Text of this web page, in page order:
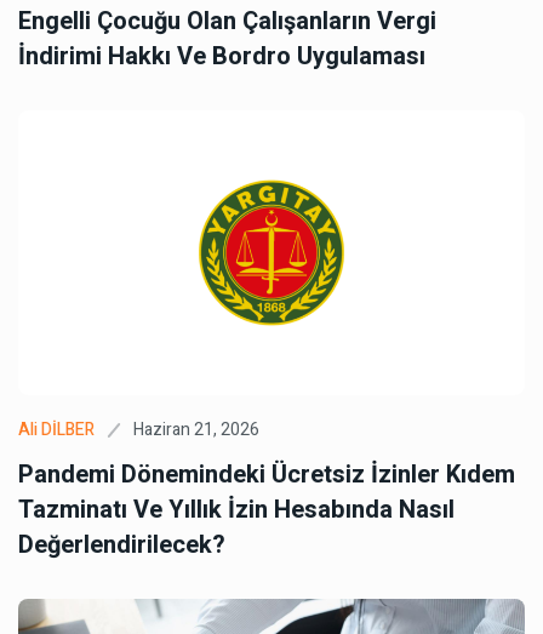
Engelli Çocuğu Olan Çalışanların Vergi
İndirimi Hakkı Ve Bordro Uygulaması
Ali DİLBER Haziran 21, 2026
Pandemi Dönemindeki Ücretsiz İzinler Kıdem
Tazminatı Ve Yıllık İzin Hesabında Nasıl
Değerlendirilecek?